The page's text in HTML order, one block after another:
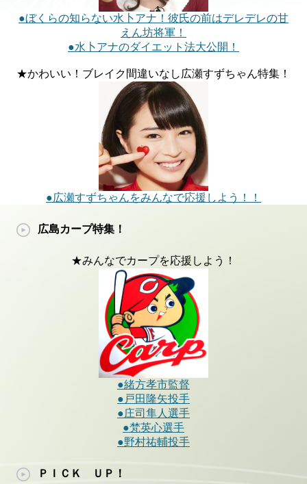
●ぼくらの知らない水卜アナ！彼氏の前はデレデレの甘
えん坊将軍！
●水卜アナのダイエット法大公開！
★かわいい！ブレイク間違いなし広瀬すずちゃん特集！
●広瀬すずちゃんをみんなで応援しよう！！
広島カープ特集！
★みんなでカープを応援しよう！
●緒方孝市監督
●戸田隆矢投手
●庄司隼人選手
●梵英心選手
●野村祐輔投手
ＰＩＣＫ ＵＰ！